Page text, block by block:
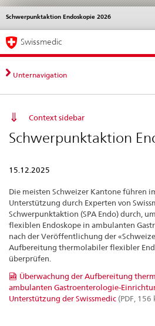
Direktnavigation
News,
Rechtsgrundlagen,
Kontakt
News & Updates
Schwerpunktaktion Endoskopie 2026
Sprachwahl
Service
Hauptnavigation
Swissmedic
Unternavigation
Context sidebar
Schwerpunktaktion
15.12.2025
Die meisten Schweizer Kantone führen
Unterstützung durch Experten von
Schwerpunktaktion (SPA Endo) durch,
flexiblen Endoskope in ambulanten
nach der Veröffentlichung der
Aufbereitung thermolabiler flexibler
überprüfen.
Überwachung der Aufbereitung
ambulanten Gastroenterologie-
Unterstützung der Swissmedic (PDF,